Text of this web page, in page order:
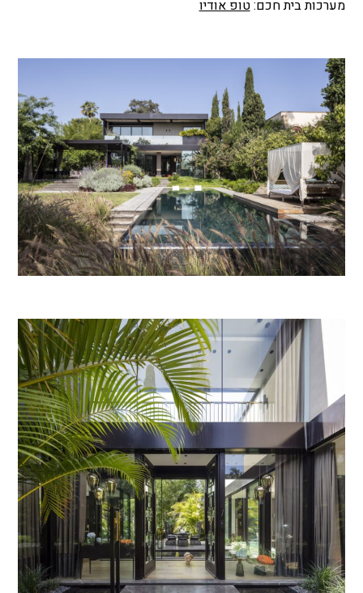
מערכות בית חכם:טופ אודיו